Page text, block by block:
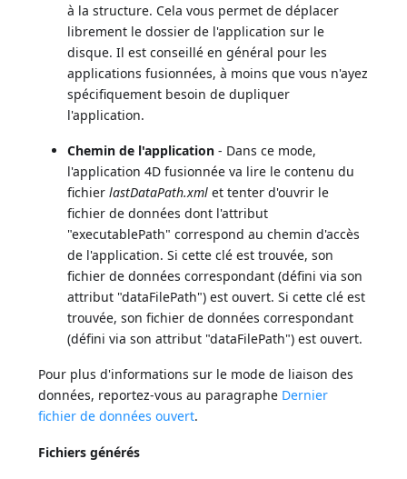
à la structure. Cela vous permet de déplacer
librement le dossier de l'application sur le
disque. Il est conseillé en général pour les
applications fusionnées, à moins que vous n'ayez
spécifiquement besoin de dupliquer
l'application.
Chemin de l'application - Dans ce mode,
l'application 4D fusionnée va lire le contenu du
fichierlastDataPath.xml et tenter d'ouvrir le
fichier de données dont l'attribut
"executablePath" correspond au chemin d'accès
de l'application. Si cette clé est trouvée, son
fichier de données correspondant (défini via son
attribut "dataFilePath") est ouvert. Si cette clé est
trouvée, son fichier de données correspondant
(défini via son attribut "dataFilePath") est ouvert.
Pour plus d'informations sur le mode de liaison des
données, reportez-vous au paragraphe Dernier
fichier de données ouvert.
Fichiers générés